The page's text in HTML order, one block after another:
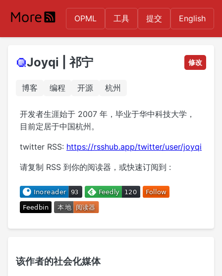
OPML 工具 提交 English
Joyqi | 祁宁 修改
博客 编程 开源 杭州
开发者生涯始于 2007 年，毕业于华中科技大学，
目前定居于中国杭州。
twitter RSS: https://rsshub.app/twitter/user/joyqi
请复制 RSS 到你的阅读器，或快速订阅到 :
该作者的社会化媒体